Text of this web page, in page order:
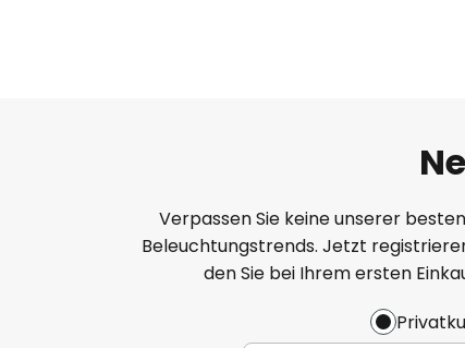
Verpassen Sie keine unserer
Beleuchtungstrends. Jetzt
den Sie bei Ihrem ersten